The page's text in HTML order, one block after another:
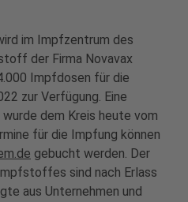
im Impfzentrum des
der Firma Novavax
Impfdosen für die
zur Verfügung. Eine
dem Kreis heute vom
für die Impfung können
gebucht werden. Der
sind nach Erlass
aus Unternehmen und